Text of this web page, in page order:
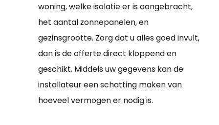
woning, welke isolatie er is aangebracht,
het aantal zonnepanelen, en
gezinsgrootte. Zorg dat u alles goed invult,
dan is de offerte direct kloppend en
geschikt. Middels uw gegevens kan de
installateur een schatting maken van
hoeveel vermogen er nodig is.